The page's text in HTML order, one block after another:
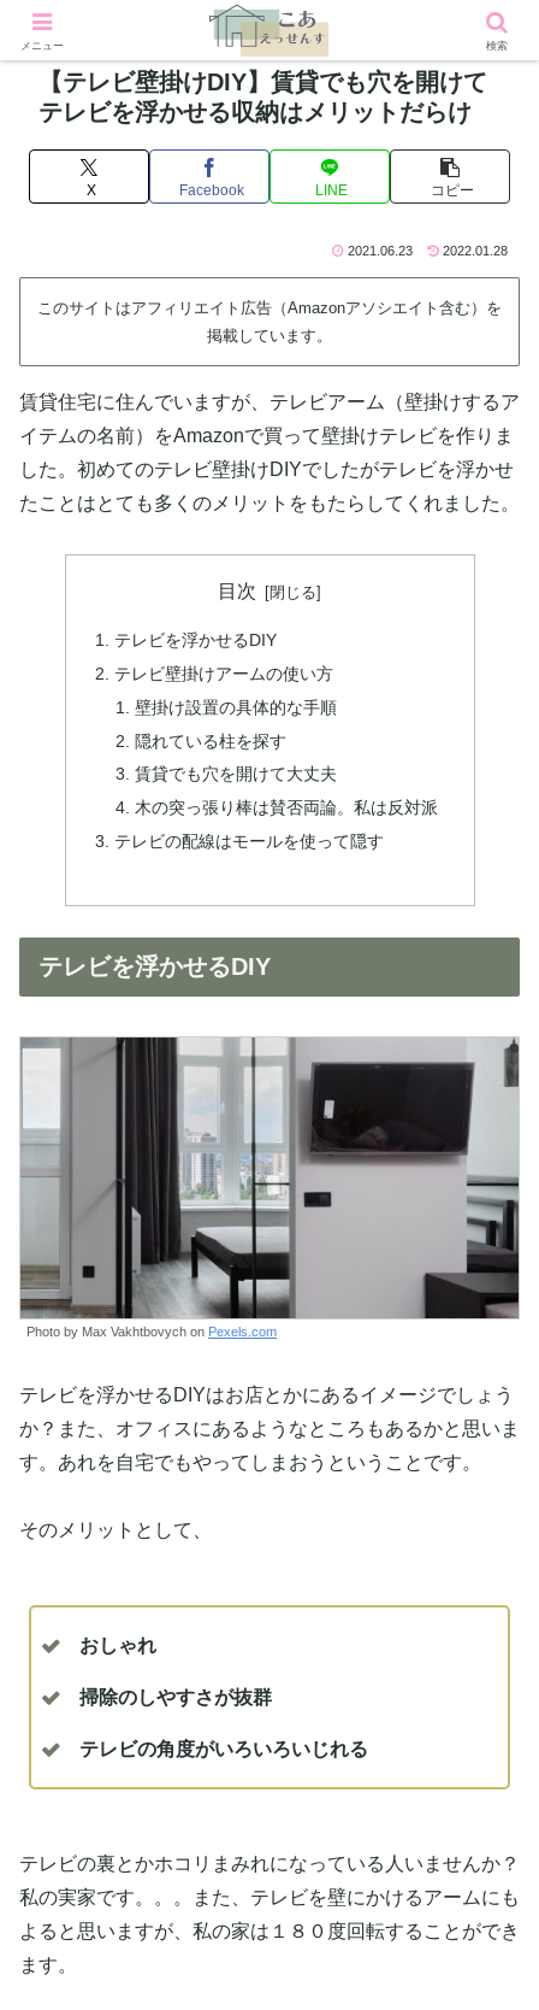
【テレビ壁掛けDIY】賃貸でも穴を開けて
テレビを浮かせる収納はメリットだらけ
X Facebook LINE コピー
2021.06.23 2022.01.28
このサイトはアフィリエイト広告（Amazonアソシエイト含む）を
掲載しています。
賃貸住宅に住んでいますが、テレビアーム（壁掛けするア
イテムの名前）をAmazonで買って壁掛けテレビを作りま
した。初めてのテレビ壁掛けDIYでしたがテレビを浮かせ
たことはとても多くのメリットをもたらしてくれました。
目次
テレビを浮かせるDIY
テレビ壁掛けアームの使い方
壁掛け設置の具体的な手順
隠れている柱を探す
賃貸でも穴を開けて大丈夫
木の突っ張り棒は賛否両論。私は反対派
テレビの配線はモールを使って隠す
テレビを浮かせるDIY
Photo by Max Vakhtbovych on Pexels.com
テレビを浮かせるDIYはお店とかにあるイメージでしょう
か？また、オフィスにあるようなところもあるかと思いま
す。あれを自宅でもやってしまおうということです。
そのメリットとして、
おしゃれ
掃除のしやすさが抜群
テレビの角度がいろいろいじれる
テレビの裏とかホコリまみれになっている人いませんか？
私の実家です。。。また、テレビを壁にかけるアームにも
よると思いますが、私の家は１８０度回転することができ
ます。
メニュー 検索